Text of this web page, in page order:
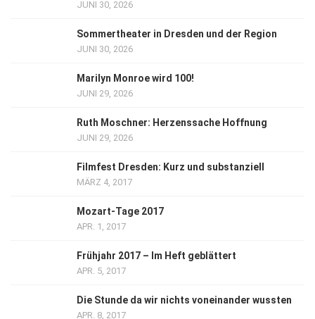
JUNI 30, 2026
Sommertheater in Dresden und der Region
JUNI 30, 2026
Marilyn Monroe wird 100!
JUNI 29, 2026
Ruth Moschner: Herzenssache Hoffnung
JUNI 29, 2026
Filmfest Dresden: Kurz und substanziell
MÄRZ 4, 2017
Mozart-Tage 2017
APR. 1, 2017
Frühjahr 2017 – Im Heft geblättert
APR. 5, 2017
Die Stunde da wir nichts voneinander wussten
APR. 8, 2017